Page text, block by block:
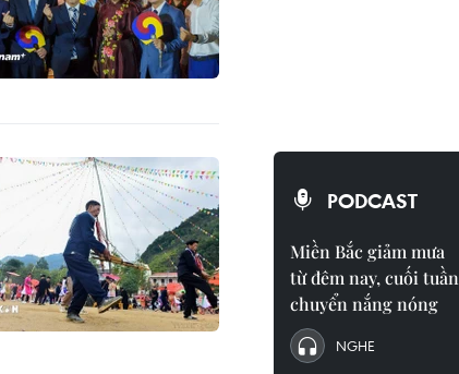
PODCAST
Miền Bắc giảm mưa
từ đêm nay, cuối tuần
chuyển nắng nóng
NGHE